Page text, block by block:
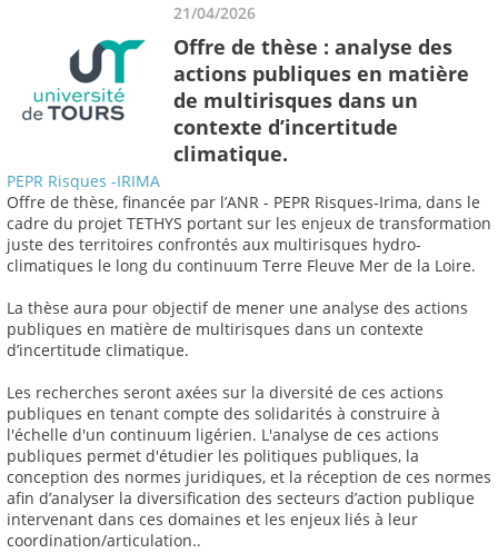
21/04/2026
Offre de thèse : analyse des
actions publiques en matière
de multirisques dans un
contexte d’incertitude
climatique.
PEPR Risques -IRIMA
Offre de thèse, financée par l’ANR - PEPR Risques-Irima, dans le
cadre du projet TETHYS portant sur les enjeux de transformation
juste des territoires confrontés aux multirisques hydro-
climatiques le long du continuum Terre Fleuve Mer de la Loire.
La thèse aura pour objectif de mener une analyse des actions
publiques en matière de multirisques dans un contexte
d’incertitude climatique.
Les recherches seront axées sur la diversité de ces actions
publiques en tenant compte des solidarités à construire à
l'échelle d'un continuum ligérien. L'analyse de ces actions
publiques permet d'étudier les politiques publiques, la
conception des normes juridiques, et la réception de ces normes
afin d’analyser la diversification des secteurs d’action publique
intervenant dans ces domaines et les enjeux liés à leur
coordination/articulation..